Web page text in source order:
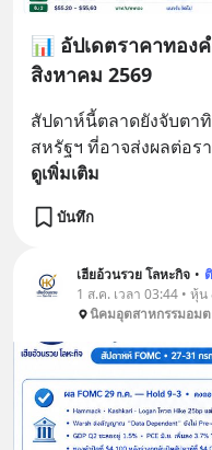
📊 อัปเดตราคาทอง
สิงหาคม 2569
สัปดาห์นี้ตลาดยังจับตา
สหรัฐฯ ที่อาจส่งผลต่อร
ดูเพิ่มเติม
บันทึก
เฮียอ้วนรวย โลหะกิจ •
1 ส.ค. เวลา 03:44 • หุ้
นิคมอุตสาหกรรมอม